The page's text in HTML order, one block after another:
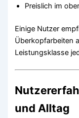
Preislich im
Einige Nutzer
Überkopfarbeiten
Leistungsklasse
und Alltag